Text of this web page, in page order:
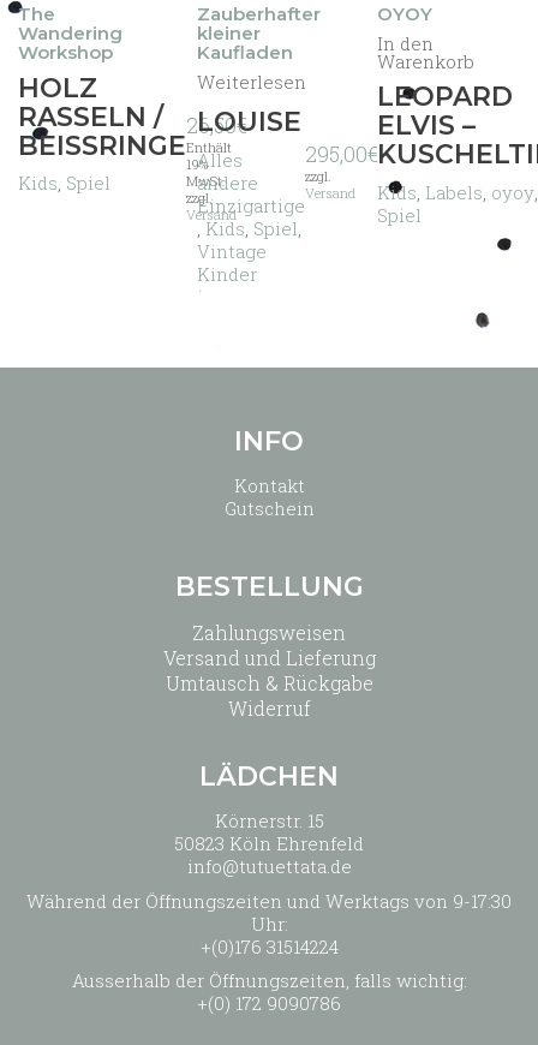
The
Wandering
Workshop
Dieses
Produkt
weist
mehrere
Varianten
auf.
HOLZ
RASSELN /
BEISSRINGE
Kids, Spiel
26,50€
Enthält
19%
MwSt.
zzgl.
Versand
Zauberhafter
kleiner
Kaufladen
Weiterlesen
LOUISE
Alles
andere
Einzigartige
,Kids Spiel
Vintage
Kinder
295,00€
zzgl.
Versand
OYOY
In den
Warenkorb
LEOPARD
ELVIS –
Kids Labels oyoy,
Spiel
INFO
Kontakt
Gutschein
BESTELLUNG
Zahlungsweisen
Versand und Lieferung
Umtausch & Rückgabe
Widerruf
LÄDCHEN
Körnerstr. 15
50823 Köln Ehrenfeld
info@tutuettata.de
Während der Öffnungszeiten und Werktags von 9-17:30
Uhr:
+(0)176 31514224
Ausserhalb der Öffnungszeiten, falls wichtig:
+(0) 172 9090786